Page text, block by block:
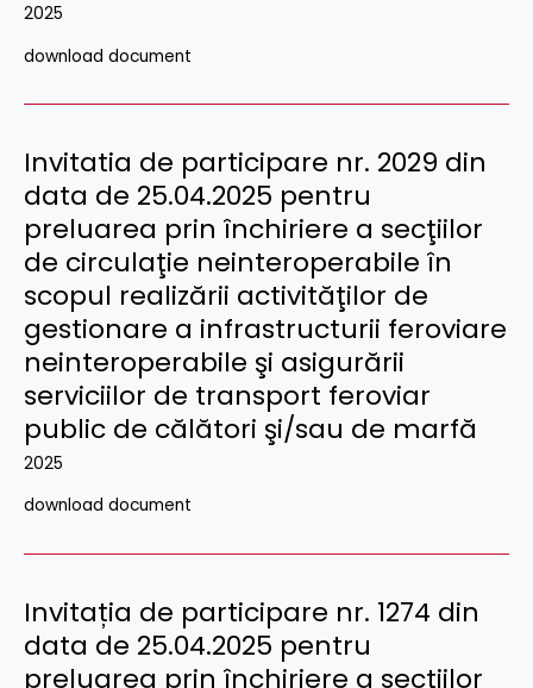
2025
download document
Invitatia de participare nr. 2029 din
data de 25.04.2025 pentru
preluarea prin închiriere a secţiilor
de circulaţie neinteroperabile în
scopul realizării activităţilor de
gestionare a infrastructurii feroviare
neinteroperabile şi asigurării
serviciilor de transport feroviar
public de călători şi/sau de marfă
2025
download document
Invitația de participare nr. 1274 din
data de 25.04.2025 pentru
preluarea prin închiriere a secţiilor